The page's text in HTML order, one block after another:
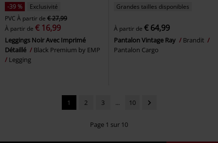
-39 %
Exclusivité
PVC À partir de € 27,99
À partir de € 16,99
Leggings Noir Avec Imprimé
Détaillé
Black Premium by EMP
Legging
Grandes tailles disponibles
À partir de € 64,99
Pantalon Vintage Ray
Brandit
Pantalon Cargo
1 2 3 ... 10
Page 1 sur 10